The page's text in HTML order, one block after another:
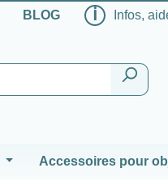
BLOG ℹ Infos,
Accessoires pour